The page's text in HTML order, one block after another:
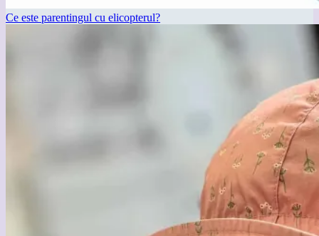
Ce este parentingul cu elicopterul?